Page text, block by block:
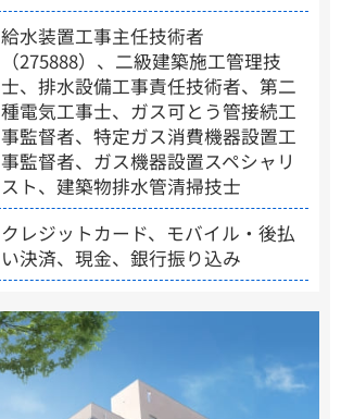
給水装置工事主任技術者
（275888）、二級建築施工管理技
士、排水設備工事責任技術者、第二
種電気工事士、ガス可とう管接続工
事監督者、特定ガス消費機器設置工
事監督者、ガス機器設置スペシャリ
スト、建築物排水管清掃技士
クレジットカード、モバイル・後払
い決済、現金、銀行振り込み